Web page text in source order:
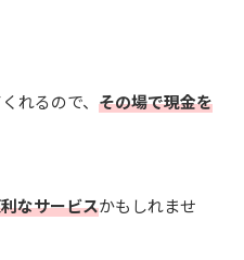
れるので、 その場で現金を
なサービスかもしれませ